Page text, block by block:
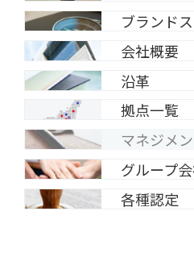
ブランド
会社概要
沿革
拠点一覧
マネジメ
グループ
各種認定